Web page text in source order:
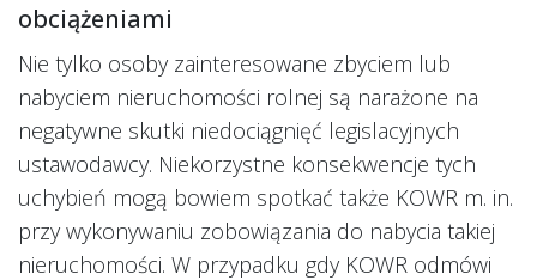
obciążeniami
Nie tylko osoby zainteresowane zbyciem lub
nabyciem nieruchomości rolnej są narażone na
negatywne skutki niedociągnięć legislacyjnych
ustawodawcy. Niekorzystne konsekwencje tych
uchybień mogą bowiem spotkać także KOWR m. in.
przy wykonywaniu zobowiązania do nabycia takiej
nieruchomości. W przypadku gdy KOWR odmówi